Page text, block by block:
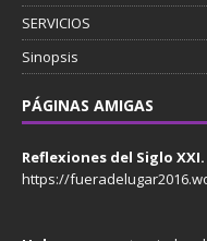
SERVICIOS
Sinopsis
PÁGINAS AMIGAS
Reflexiones del Siglo
https://